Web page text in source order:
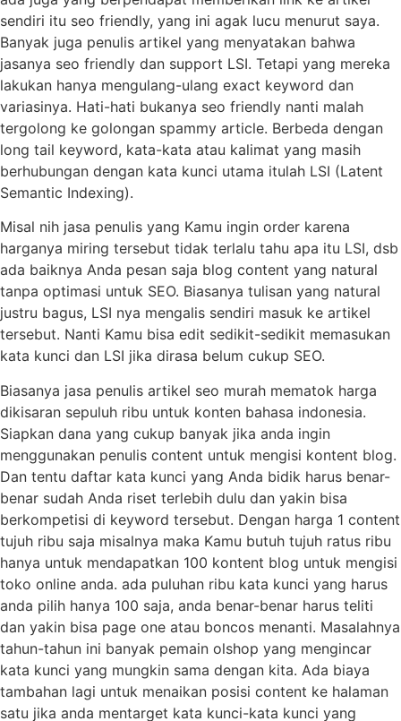
sendiri itu seo friendly, yang ini agak lucu menurut saya.
Banyak juga penulis artikel yang menyatakan bahwa
jasanya seo friendly dan support LSI. Tetapi yang mereka
lakukan hanya mengulang-ulang exact keyword dan
variasinya. Hati-hati bukanya seo friendly nanti malah
tergolong ke golongan spammy article. Berbeda dengan
long tail keyword, kata-kata atau kalimat yang masih
berhubungan dengan kata kunci utama itulah LSI (Latent
Semantic Indexing).
Misal nih jasa penulis yang Kamu ingin order karena
harganya miring tersebut tidak terlalu tahu apa itu LSI, dsb
ada baiknya Anda pesan saja blog content yang natural
tanpa optimasi untuk SEO. Biasanya tulisan yang natural
justru bagus, LSI nya mengalis sendiri masuk ke artikel
tersebut. Nanti Kamu bisa edit sedikit-sedikit memasukan
kata kunci dan LSI jika dirasa belum cukup SEO.
Biasanya jasa penulis artikel seo murah mematok harga
dikisaran sepuluh ribu untuk konten bahasa indonesia.
Siapkan dana yang cukup banyak jika anda ingin
menggunakan penulis content untuk mengisi kontent blog.
Dan tentu daftar kata kunci yang Anda bidik harus benar-
benar sudah Anda riset terlebih dulu dan yakin bisa
berkompetisi di keyword tersebut. Dengan harga 1 content
tujuh ribu saja misalnya maka Kamu butuh tujuh ratus ribu
hanya untuk mendapatkan 100 kontent blog untuk mengisi
toko online anda. ada puluhan ribu kata kunci yang harus
anda pilih hanya 100 saja, anda benar-benar harus teliti
dan yakin bisa page one atau boncos menanti. Masalahnya
tahun-tahun ini banyak pemain olshop yang mengincar
kata kunci yang mungkin sama dengan kita. Ada biaya
tambahan lagi untuk menaikan posisi content ke halaman
satu jika anda mentarget kata kunci-kata kunci yang